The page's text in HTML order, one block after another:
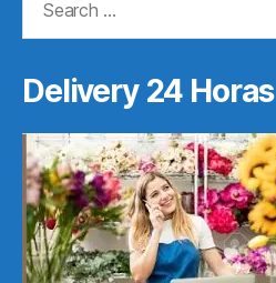
Delivery 24 Horas